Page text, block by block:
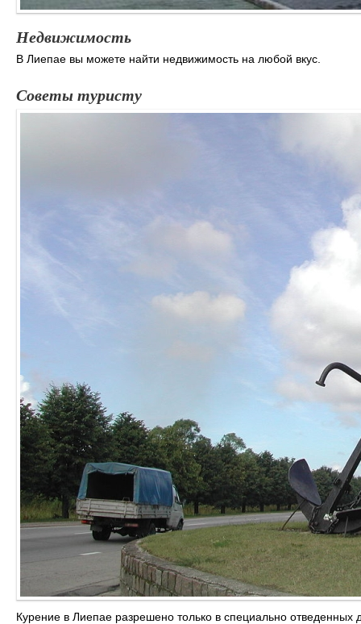
Недвижимость
В Лиепае вы можете найти недвижимость на любой вкус.
Советы туристу
Курение в Лиепае разрешено только в специально